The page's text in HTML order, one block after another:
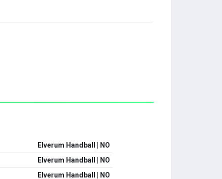
Elverum Handball | NO
Elverum Handball | NO
Elverum Handball | NO